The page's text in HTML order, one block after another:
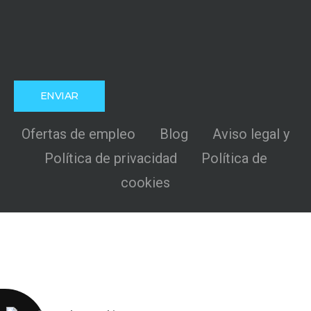
Ofertas de empleo Blog
Aviso legal y
Política de privacidad
Política de
cookies